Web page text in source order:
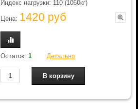
Индекс нагрузки: 110 (1060кг)
Цена: 1420 руб
Остаток: 1 Детально